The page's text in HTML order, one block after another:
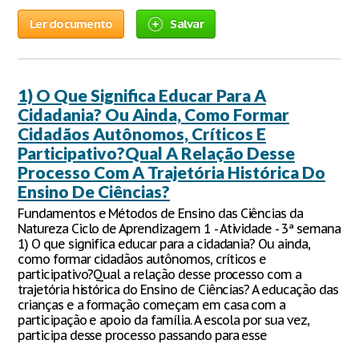
Ler documento Salvar
1) O Que Significa Educar Para A
Cidadania? Ou Ainda, Como Formar
Cidadãos Autônomos, Críticos E
Participativo?Qual A Relação Desse
Processo Com A Trajetória Histórica Do
Ensino De Ciências?
Fundamentos e Métodos de Ensino das Ciências da
Natureza Ciclo de Aprendizagem 1 - Atividade - 3ª semana
1) O que significa educar para a cidadania? Ou ainda,
como formar cidadãos autônomos, críticos e
participativo?Qual a relação desse processo com a
trajetória histórica do Ensino de Ciências? A educação das
crianças e a formação começam em casa com a
participação e apoio da família. A escola por sua vez,
participa desse processo passando para esse